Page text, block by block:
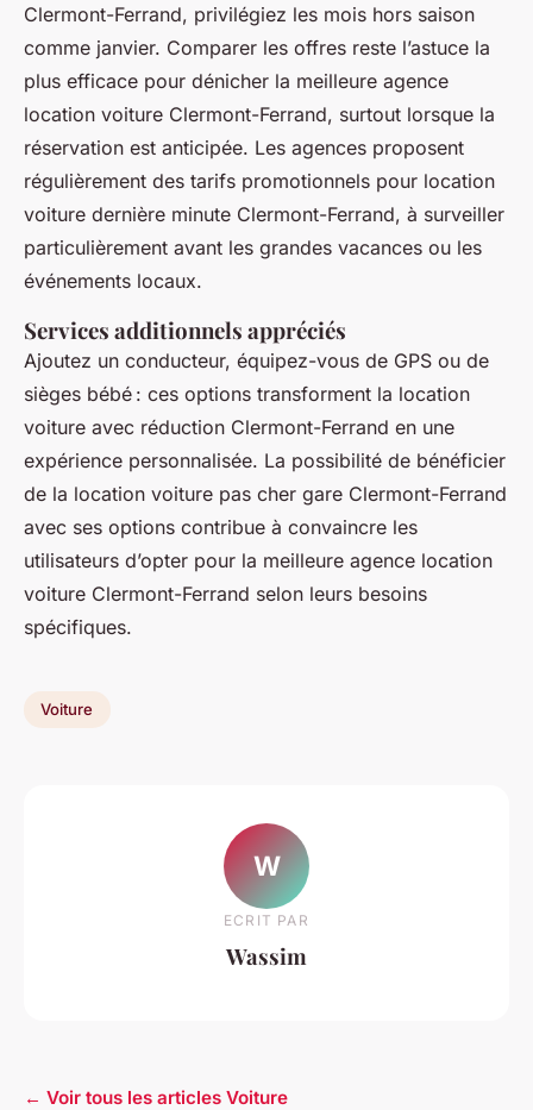
Clermont-Ferrand, privilégiez les mois hors saison
comme janvier. Comparer les offres reste l’astuce la
plus efficace pour dénicher la meilleure agence
location voiture Clermont-Ferrand, surtout lorsque la
réservation est anticipée. Les agences proposent
régulièrement des tarifs promotionnels pour location
voiture dernière minute Clermont-Ferrand, à surveiller
particulièrement avant les grandes vacances ou les
événements locaux.
Services additionnels appréciés
Ajoutez un conducteur, équipez-vous de GPS ou de
sièges bébé : ces options transforment la location
voiture avec réduction Clermont-Ferrand en une
expérience personnalisée. La possibilité de bénéficier
de la location voiture pas cher gare Clermont-Ferrand
avec ses options contribue à convaincre les
utilisateurs d’opter pour la meilleure agence location
voiture Clermont-Ferrand selon leurs besoins
spécifiques.
Voiture
W
ECRIT PAR
Wassim
← Voir tous les articles Voiture